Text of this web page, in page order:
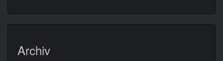
Archiv